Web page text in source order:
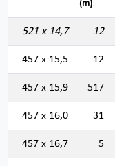
(m)
521 x 14,7 12
457 x 15,5 12
457 x 15,9 517
457 x 16,0 31
457 x 16,7 5